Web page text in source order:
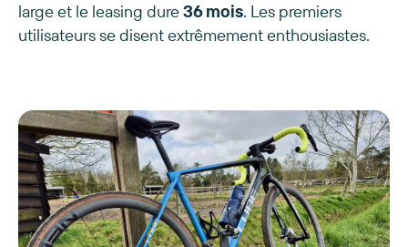
large et le leasing dure36 mois. Les premiers
utilisateurs se disent extrêmement enthousiastes.